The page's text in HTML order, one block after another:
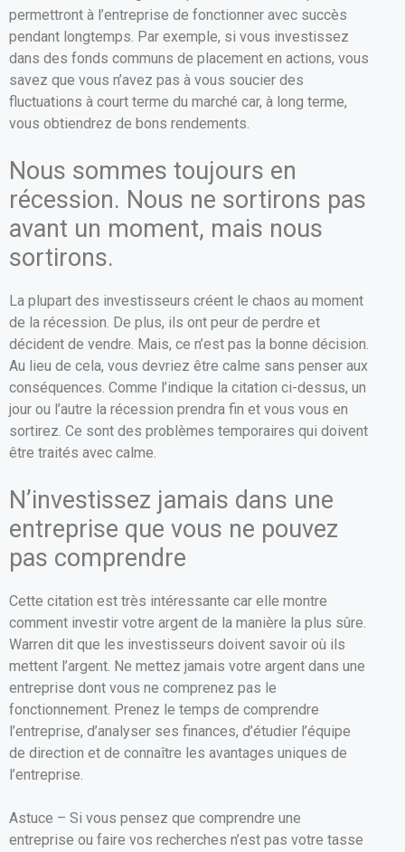
permettront à l’entreprise de fonctionner avec succès
pendant longtemps. Par exemple, si vous investissez
dans des fonds communs de placement en actions, vous
savez que vous n’avez pas à vous soucier des
fluctuations à court terme du marché car, à long terme,
vous obtiendrez de bons rendements.
Nous sommes toujours en
récession. Nous ne sortirons pas
avant un moment, mais nous
sortirons.
La plupart des investisseurs créent le chaos au moment
de la récession. De plus, ils ont peur de perdre et
décident de vendre. Mais, ce n’est pas la bonne décision.
Au lieu de cela, vous devriez être calme sans penser aux
conséquences. Comme l’indique la citation ci-dessus, un
jour ou l’autre la récession prendra fin et vous vous en
sortirez. Ce sont des problèmes temporaires qui doivent
être traités avec calme.
N’investissez jamais dans une
entreprise que vous ne pouvez
pas comprendre
Cette citation est très intéressante car elle montre
comment investir votre argent de la manière la plus sûre.
Warren dit que les investisseurs doivent savoir où ils
mettent l’argent. Ne mettez jamais votre argent dans une
entreprise dont vous ne comprenez pas le
fonctionnement. Prenez le temps de comprendre
l’entreprise, d’analyser ses finances, d’étudier l’équipe
de direction et de connaître les avantages uniques de
l’entreprise.
Astuce – Si vous pensez que comprendre une
entreprise ou faire vos recherches n’est pas votre tasse